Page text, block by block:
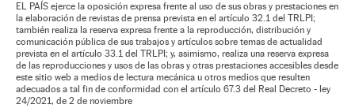
EL PAÍS ejerce la oposición expresa frente al uso de sus obras y prestaciones en
la elaboración de revistas de prensa prevista en el artículo 32.1 del TRLPI;
también realiza la reserva expresa frente a la reproducción, distribución y
comunicación pública de sus trabajos y artículos sobre temas de actualidad
prevista en el artículo 33.1 del TRLPI; y, asimismo, realiza una reserva expresa
de las reproducciones y usos de las obras y otras prestaciones accesibles desde
este sitio web a medios de lectura mecánica u otros medios que resulten
adecuados a tal fin de conformidad con el artículo 67.3 del Real Decreto - ley
24/2021, de 2 de noviembre